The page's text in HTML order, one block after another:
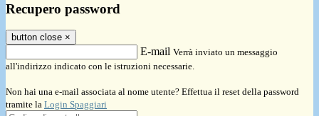
Recupero password
button close ×
E-mail Verrà inviato un messaggio
all'indirizzo indicato con le istruzioni necessarie.
Non hai una e-mail associata al nome utente? Effettua il reset della password
tramite la Login Spaggiari